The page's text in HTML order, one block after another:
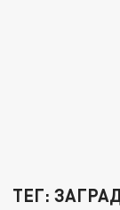
ТЕГ: